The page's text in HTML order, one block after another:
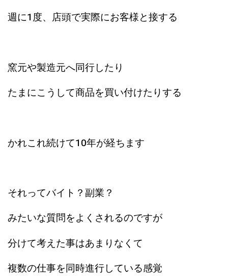
週に1度、店頭で実際にお客様と接する
窯元や製造元へ同行したり
たまにこうして商品を買い付けたりする
かれこれ続けて10年が経ちます
それってバイト？副業？
みたいな質問をよくされるのですが
分けて考えた事はあまりなくて
複数の仕事を同時進行している感覚